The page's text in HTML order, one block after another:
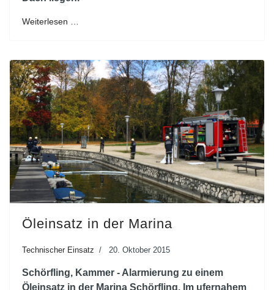
Weiterlesen …
Öleinsatz in der Marina
Technischer Einsatz 20. Oktober 2015
Schörfling, Kammer - Alarmierung zu einem
Öleinsatz in der Marina Schörfling. Im ufernahem